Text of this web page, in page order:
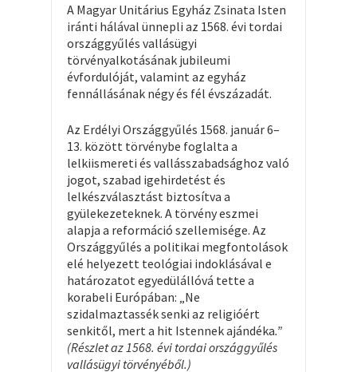
A Magyar Unitárius Egyház Zsinata Isten
iránti hálával ünnepli az 1568. évi tordai
országgyűlés vallásügyi
törvényalkotásának jubileumi
évfordulóját, valamint az egyház
fennállásának négy és fél évszázadát.
Az Erdélyi Országgyűlés 1568. január 6–
13. között törvénybe foglalta a
lelkiismereti és vallásszabadsághoz való
jogot, szabad igehirdetést és
lelkészválasztást biztosítva a
gyülekezeteknek. A törvény eszmei
alapja a reformáció szellemisége. Az
Országgyűlés a politikai megfontolások
elé helyezett teológiai indoklásával e
határozatot egyedülállóvá tette a
korabeli Európában: „Ne
szidalmaztassék senki az religióért
senkitől, mert a hit Istennek ajándéka.”
(Részlet az 1568. évi tordai országgyűlés
vallásügyi törvényéből.)